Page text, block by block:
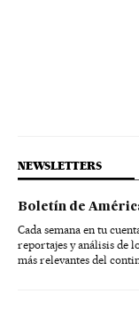
NEWSLETTERS
Boletín de
Cada semana en tu
reportajes y análisis de
más relevantes del